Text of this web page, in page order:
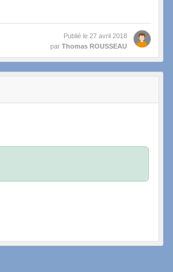
Publié le 27 avril 2018
par Thomas ROUSSEAU